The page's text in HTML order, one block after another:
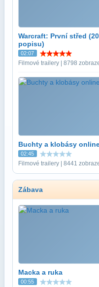
Warcraft: První střed
popisu)
02:07
Filmové trailery | 8798
Buchty a klobásy
02:45
Filmové trailery | 8441
Zábava
Macka a ruka
00:55